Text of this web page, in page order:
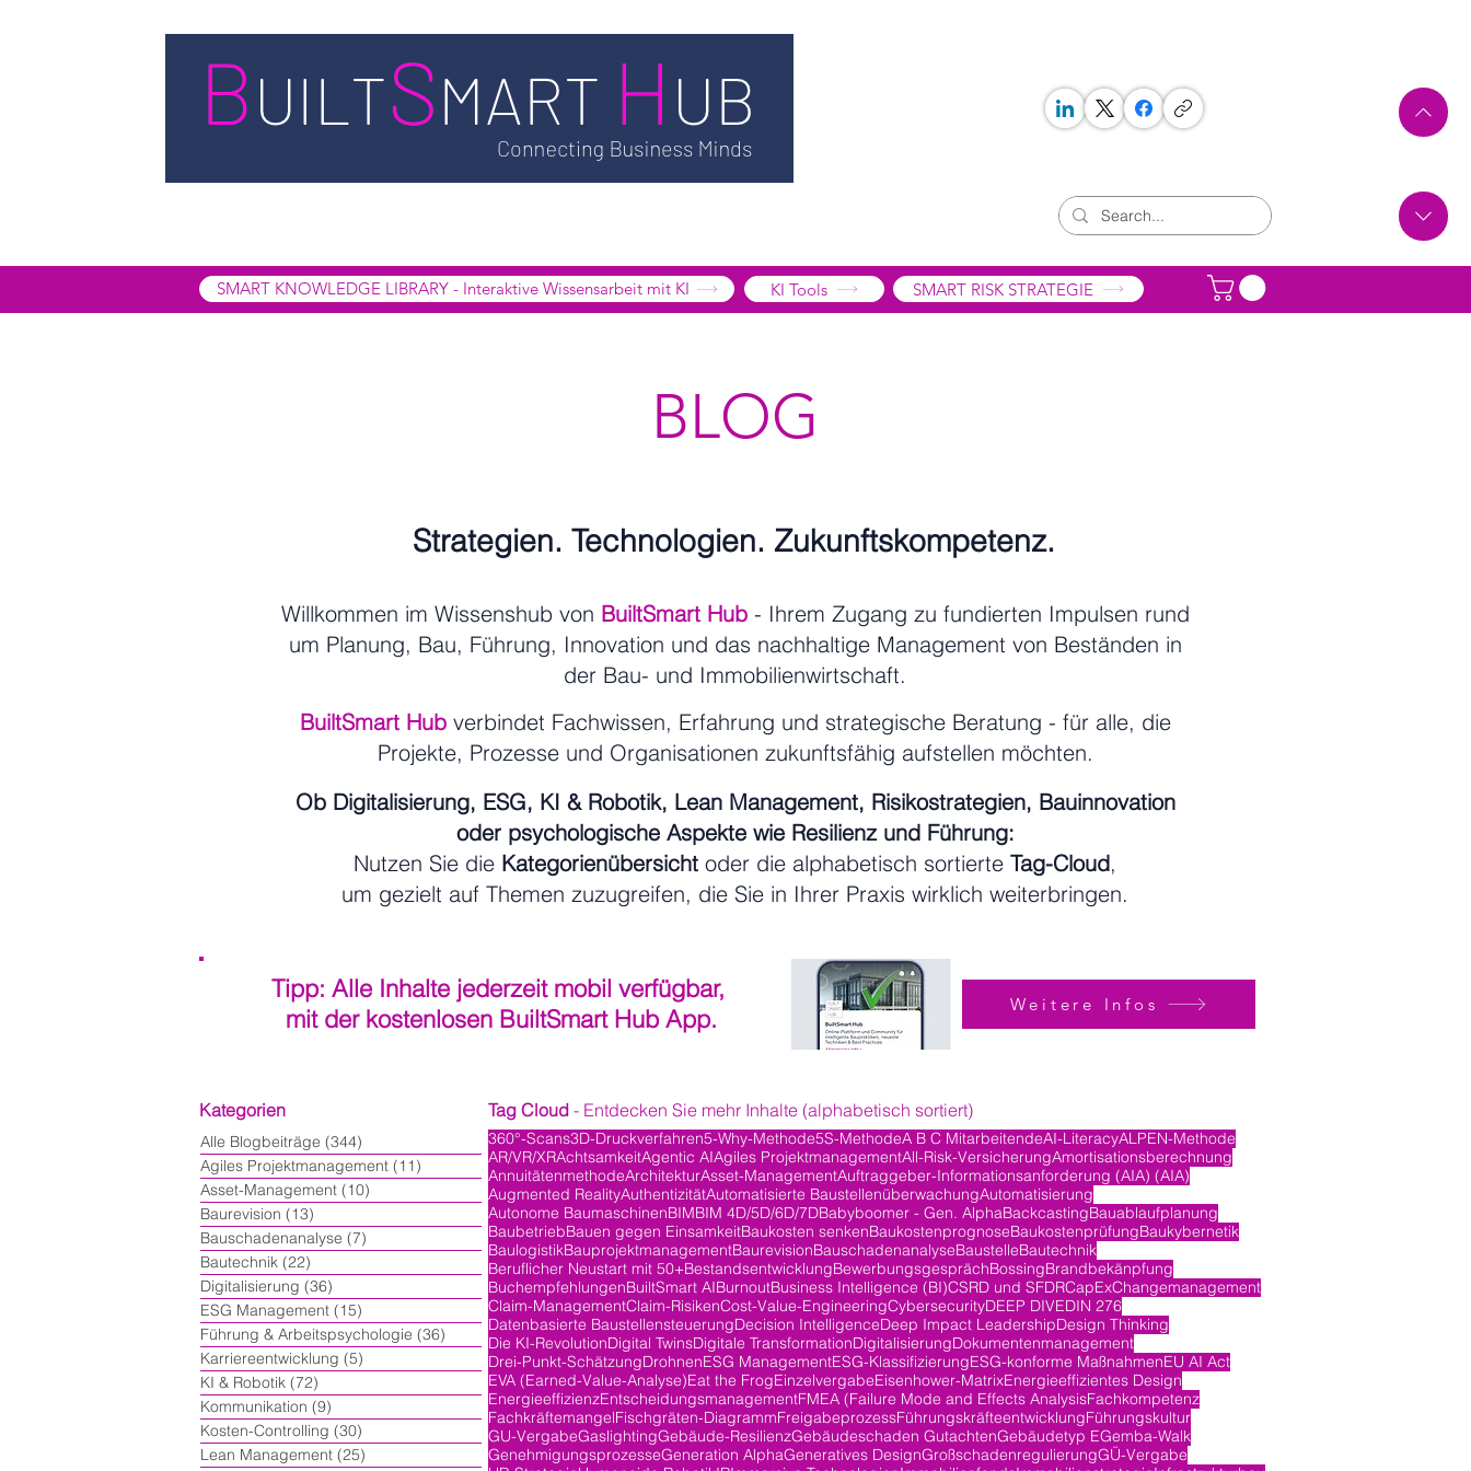
SMART KNOWLEDGE LIBRARY - Interaktive Wissensarbeit mit KI KI Tools SMART RISK STRATEGIE
BLOG
Strategien. Technologien. Zukunftskompetenz.
Willkommen im Wissenshub von BuiltSmart Hub- Ihrem Zugang zu fundierten Impulsen rund
um Planung, Bau, Führung, Innovation und das nachhaltige Management von Beständen in
der Bau- und Immobilienwirtschaft.
BuiltSmart Hubverbindet Fachwissen, Erfahrung und strategische Beratung - für alle, die
Projekte, Prozesse und Organisationen zukunftsfähig aufstellen möchten.
Ob Digitalisierung, ESG, KI & Robotik, Lean Management, Risikostrategien, Bauinnovation
oder psychologische Aspekte wie Resilienz und Führung:
Nutzen Sie die Kategorienübersicht oder die alphabetisch sortierte Tag-Cloud,
um gezielt auf Themen zuzugreifen, die Sie in Ihrer Praxis wirklich weiterbringen.
Tipp: Alle Inhalte jederzeit mobil verfügbar,
mit der kostenlosen BuiltSmart Hub App.
Weitere Infos
Kategorien
Alle Blogbeiträge (344)
Agiles Projektmanagement (11) 11 Beiträge
Asset-Management (10)
Baurevision (13)
Bauschadenanalyse (7)
Bautechnik (22)
Digitalisierung (36)
ESG Management (15)
Führung & Arbeitspsychologie (36) 36 Beiträge
Karriereentwicklung (5)
KI & Robotik (72)
Kommunikation (9)
Kosten-Controlling (30)
Lean Management (25)
Tag Cloud - Entdecken Sie mehr Inhalte (alphabetisch sortiert)
360°-Scans3D-Druckverfahren5-Why-Methode5S-MethodeA B C MitarbeitendeAI-LiteracyALPEN-Methode
AR/VR/XRAchtsamkeitAgentic AIAgiles ProjektmanagementAll-Risk-VersicherungAmortisationsberechnung
AnnuitätenmethodeArchitekturAsset-ManagementAuftraggeber-Informationsanforderung (AIA) (AIA)
Augmented RealityAuthentizitätAutomatisierte BaustellenüberwachungAutomatisierung
Autonome BaumaschinenBIMBIM 4D/5D/6D/7DBabyboomer - Gen. AlphaBackcastingBauablaufplanung
BaubetriebBauen gegen EinsamkeitBaukosten senkenBaukostenprognoseBaukostenprüfungBaukybernetik
BaulogistikBauprojektmanagementBaurevisionBauschadenanalyseBaustelleBautechnik
Beruflicher Neustart mit 50+BestandsentwicklungBewerbungsgesprächBossingBrandbekänpfung
BuchempfehlungenBuiltSmart AIBurnoutBusiness Intelligence (BI)CSRD und SFDRCapExChangemanagement
Claim-ManagementClaim-RisikenCost-Value-EngineeringCybersecurityDEEP DIVEDIN 276
Datenbasierte BaustellensteuerungDecision IntelligenceDeep Impact LeadershipDesign Thinking
Die KI-RevolutionDigital TwinsDigitale TransformationDigitalisierungDokumentenmanagement
Drei-Punkt-SchätzungDrohnenESG ManagementESG-KlassifizierungESG-konforme MaßnahmenEU AI Act
EVA (Earned-Value-Analyse)Eat the FrogEinzelvergabeEisenhower-MatrixEnergieeffizientes Design
EnergieeffizienzEntscheidungsmanagementFMEA (Failure Mode and Effects AnalysisFachkompetenz
FachkräftemangelFischgräten-DiagrammFreigabeprozessFührungskräfteentwicklungFührungskultur
GU-VergabeGaslightingGebäude-ResilienzGebäudeschaden GutachtenGebäudetyp EGemba-Walk
GenehmigungsprozesseGeneration AlphaGeneratives DesignGroßschadenregulierungGÜ-Vergabe